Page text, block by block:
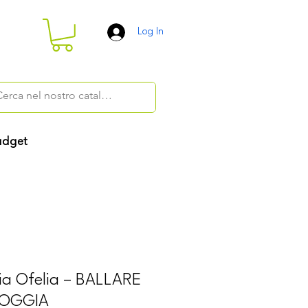
Log In
Ofelia – BALLARE